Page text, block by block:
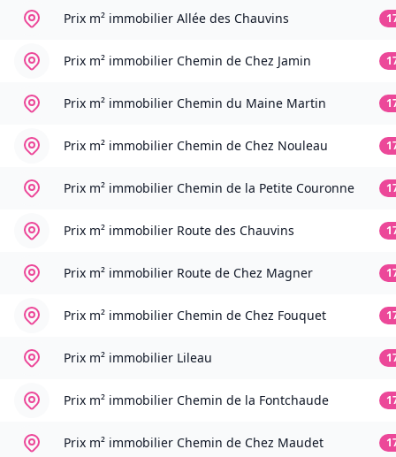
Prix m² immobilier Allée des Chauvins
Prix m² immobilier Chemin de Chez Jamin
Prix m² immobilier Chemin du Maine Martin
Prix m² immobilier Chemin de Chez Nouleau
Prix m² immobilier Chemin de la Petite Couronne
Prix m² immobilier Route des Chauvins
Prix m² immobilier Route de Chez Magner
Prix m² immobilier Chemin de Chez Fouquet
Prix m² immobilier Lileau
Prix m² immobilier Chemin de la Fontchaude
Prix m² immobilier Chemin de Chez Maudet